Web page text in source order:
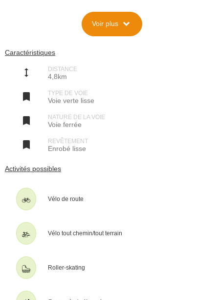
Appelée : « Allée Jean-Pierre Ischard », et inaugurée à nouveau en
La Voie Verte existe depuis environ 1980, et, comme le revêtement
Caractéristiques techniques
La sécurité est excellente car la Voie Verte ne croise aucune route.
Les barrières sont assez faciles à franchir. On trouve un banc tous
les 500m, et un point d’eau à la fin de la Voie Verte à Saint-Hilaire.
La Voie Verte commence au bord de la route allant à Saint-Hilaire,
tout prés de la gare RER de Saint-Martin-d’Etampes, et à 2km de la
boulevard Henri IV puis le boulevard Pasteur).
La voie suit la vallée de la Chalouette, petite rivière. Le parcours,
parallèle.
A Saint-Hilaire, les cyclistes peuvent continuer vers la gauche jusqu'à
petite route au bord de la Chalouette est calme et agréable.
Dernière mise à jour
© AF3V - Tous droits réservés. Reproduction interdite sans
autorisation
Voir plus expand_more
Caractéristiques
height DISTANCE
4,8km
 TYPE DE VOIE
Voie verte lisse
 NATURE DE LA VOIE
Voie ferrée
 REVÊTEMENT
Enrobé lisse
Activités possibles
Vélo de route
Vélo tout chemin/tout terrain
Roller-skating